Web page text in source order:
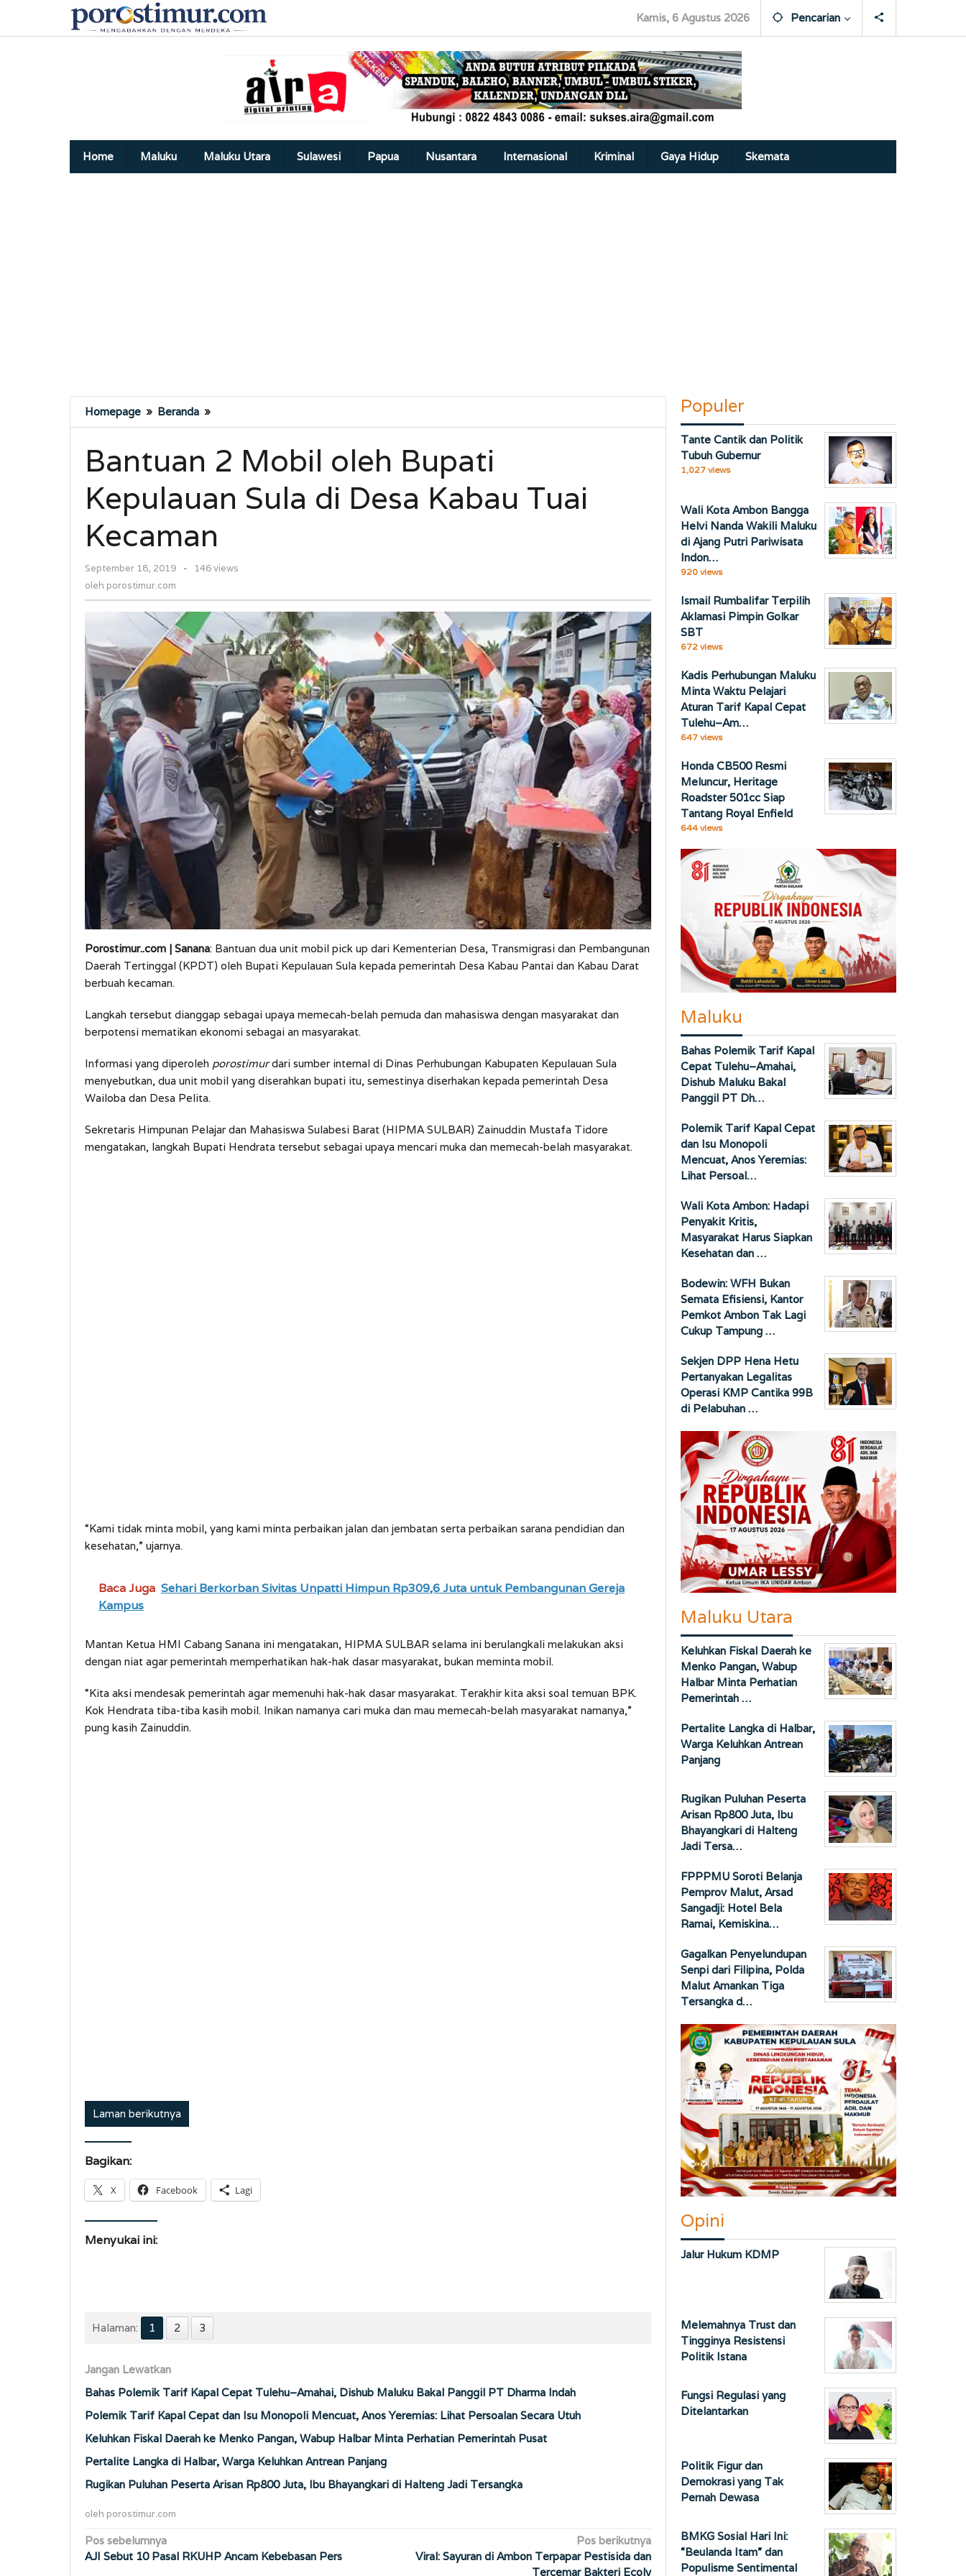
konten
Kamis, 6 Agustus 2026 Pencarian
Home Maluku Maluku Utara Sulawesi Papua Nusantara Internasional Kriminal Gaya Hidup Skemata
Homepage » Beranda »
2
oleh
Bupati
Kepulauan
Sula
Desa
Tuai
Bantuan 2 Mobil oleh Bupati
Kepulauan Sula di Desa Kabau Tuai
Kecaman
September 18, 2019
oleh
-
146 views
oleh porostimur.com
Porostimur..com | Sanana: Bantuan dua unit mobil pick up dari Kementerian Desa, Transmigrasi dan Pembangunan
Daerah Tertinggal (KPDT) oleh Bupati Kepulauan Sula kepada pemerintah Desa Kabau Pantai dan Kabau Darat
berbuah kecaman.
Langkah tersebut dianggap sebagai upaya memecah-belah pemuda dan mahasiswa dengan masyarakat dan
berpotensi mematikan ekonomi sebagai an masyarakat.
Informasi yang diperoleh porostimurdari sumber internal di Dinas Perhubungan Kabupaten Kepulauan Sula
menyebutkan, dua unit mobil yang diserahkan bupati itu, semestinya diserhakan kepada pemerintah Desa
Wailoba dan Desa Pelita.
Sekretaris Himpunan Pelajar dan Mahasiswa Sulabesi Barat (HIPMA SULBAR) Zainuddin Mustafa Tidore
mengatakan, langkah Bupati Hendrata tersebut sebagai upaya mencari muka dan memecah-belah masyarakat.
“Kami tidak minta mobil, yang kami minta perbaikan jalan dan jembatan serta perbaikan sarana pendidian dan
kesehatan,” ujarnya.
Baca Juga Sehari Berkorban Sivitas Unpatti Himpun Rp309,6 Juta untuk Pembangunan Gereja
Kampus
Mantan Ketua HMI Cabang Sanana ini mengatakan, HIPMA SULBAR selama ini berulangkali melakukan aksi
dengan niat agar pemerintah memperhatikan hak-hak dasar masyarakat, bukan meminta mobil.
“Kita aksi mendesak pemerintah agar memenuhi hak-hak dasar masyarakat. Terakhir kita aksi soal temuan BPK.
Kok Hendrata tiba-tiba kasih mobil. Inikan namanya cari muka dan mau memecah-belah masyarakat namanya,”
pung kasih Zainuddin.
Laman berikutnya
Bagikan:
X Facebook Lagi
Menyukai ini:
Halaman: 1 2 3
Jangan Lewatkan
Bahas Polemik Tarif Kapal Cepat Tulehu–Amahai, Dishub Maluku Bakal Panggil PT Dharma Indah
Polemik Tarif Kapal Cepat dan Isu Monopoli Mencuat, Anos Yeremias: Lihat Persoalan Secara Utuh
Keluhkan Fiskal Daerah ke Menko Pangan, Wabup Halbar Minta Perhatian Pemerintah Pusat
Pertalite Langka di Halbar, Warga Keluhkan Antrean Panjang
Rugikan Puluhan Peserta Arisan Rp800 Juta, Ibu Bhayangkari di Halteng Jadi Tersangka
oleh porostimur.com
Navigasi
pos
Pos sebelumnya
AJI Sebut 10 Pasal RKUHP Ancam Kebebasan Pers
Pos berikutnya
Viral: Sayuran di Ambon Terpapar Pestisida dan
Tercemar Bakteri Ecoly
Populer
Tante Cantik dan Politik
Tubuh Gubernur
1,027 views
Wali Kota Ambon Bangga
Helvi Nanda Wakili Maluku
di Ajang Putri Pariwisata
Indon…
920 views
Ismail Rumbalifar Terpilih
Aklamasi Pimpin Golkar
SBT
672 views
Kadis Perhubungan Maluku
Minta Waktu Pelajari
Aturan Tarif Kapal Cepat
Tulehu–Am…
647 views
Honda CB500 Resmi
Meluncur, Heritage
Roadster 501cc Siap
Tantang Royal Enfield
644 views
Maluku
Bahas Polemik Tarif Kapal
Cepat Tulehu–Amahai,
Dishub Maluku Bakal
Panggil PT Dh…
Polemik Tarif Kapal Cepat
dan Isu Monopoli
Mencuat, Anos Yeremias:
Lihat Persoal…
Wali Kota Ambon: Hadapi
Penyakit Kritis,
Masyarakat Harus Siapkan
Kesehatan dan …
Bodewin: WFH Bukan
Semata Efisiensi, Kantor
Pemkot Ambon Tak Lagi
Cukup Tampung …
Sekjen DPP Hena Hetu
Pertanyakan Legalitas
Operasi KMP Cantika 99B
di Pelabuhan …
Maluku Utara
Keluhkan Fiskal Daerah ke
Menko Pangan, Wabup
Halbar Minta Perhatian
Pemerintah …
Pertalite Langka di Halbar,
Warga Keluhkan Antrean
Panjang
Rugikan Puluhan Peserta
Arisan Rp800 Juta, Ibu
Bhayangkari di Halteng
Jadi Tersa…
FPPPMU Soroti Belanja
Pemprov Malut, Arsad
Sangadji: Hotel Bela
Ramai, Kemiskina…
Gagalkan Penyelundupan
Senpi dari Filipina, Polda
Malut Amankan Tiga
Tersangka d…
Opini
Jalur Hukum KDMP
Melemahnya Trust dan
Tingginya Resistensi
Politik Istana
Fungsi Regulasi yang
Ditelantarkan
Politik Figur dan
Demokrasi yang Tak
Pernah Dewasa
BMKG Sosial Hari Ini:
“Beulanda Itam” dan
Populisme Sentimental